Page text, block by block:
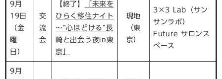
9月
19日
（金
曜
日）
交
流
会
【終了】
「未来を
ひらく移住ナイト
～”心ほどける”長
崎と出会う夜in東
京」
現地
（東
京）
3×3 Lab（サン
サンラボ）
Future サロンス
ペース
9月